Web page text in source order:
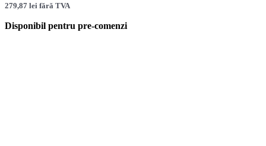
279,87 lei fără TVA
Disponibil pentru pre-comenzi